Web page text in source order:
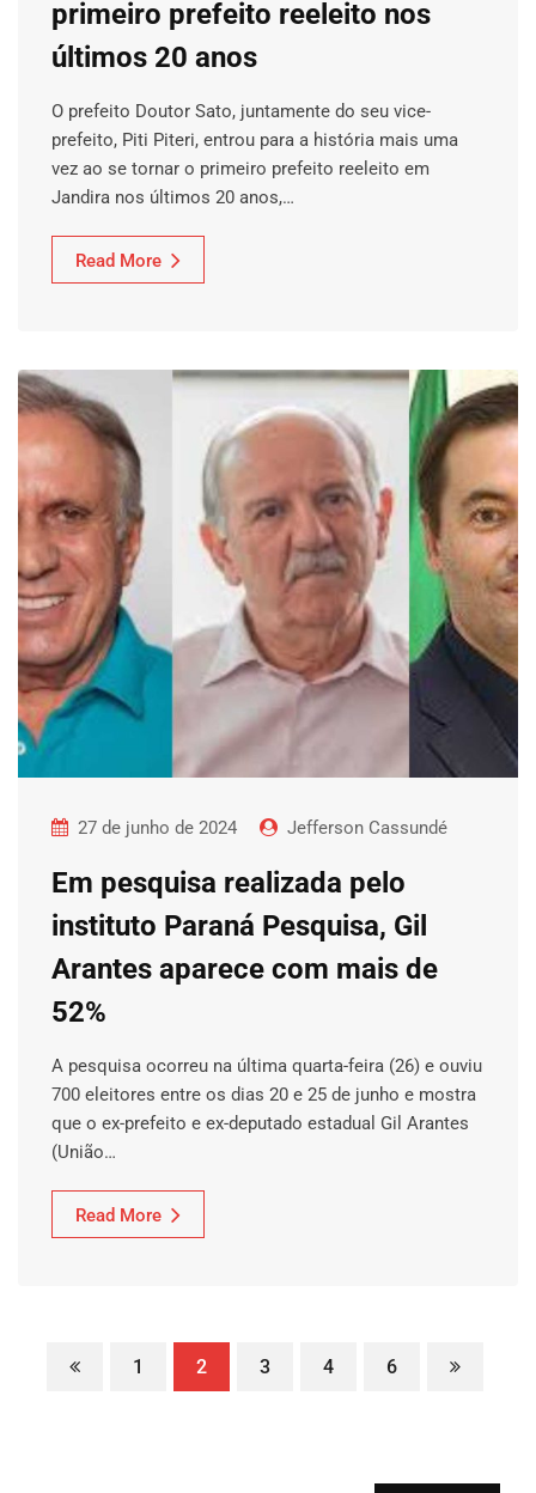
primeiro prefeito reeleito nos
últimos 20 anos
O prefeito Doutor Sato, juntamente do seu vice-
prefeito, Piti Piteri, entrou para a história mais uma
vez ao se tornar o primeiro prefeito reeleito em
Jandira nos últimos 20 anos,…
Read More
27 de junho de 2024 Jefferson Cassundé
Em pesquisa realizada pelo
instituto Paraná Pesquisa, Gil
Arantes aparece com mais de
52%
A pesquisa ocorreu na última quarta-feira (26) e ouviu
700 eleitores entre os dias 20 e 25 de junho e mostra
que o ex-prefeito e ex-deputado estadual Gil Arantes
(União…
Read More
1 2 3 4 6